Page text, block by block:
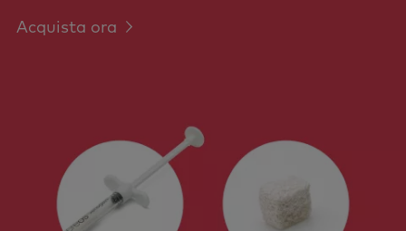
Acquista ora